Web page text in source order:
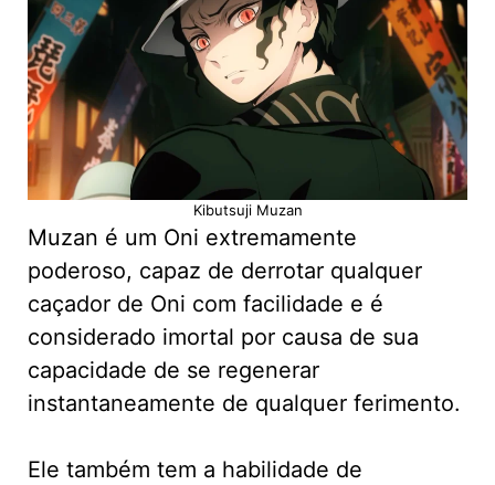
Kibutsuji Muzan
Muzan é um Oni extremamente
poderoso, capaz de derrotar qualquer
caçador de Oni com facilidade e é
considerado imortal por causa de sua
capacidade de se regenerar
instantaneamente de qualquer ferimento.
Ele também tem a habilidade de